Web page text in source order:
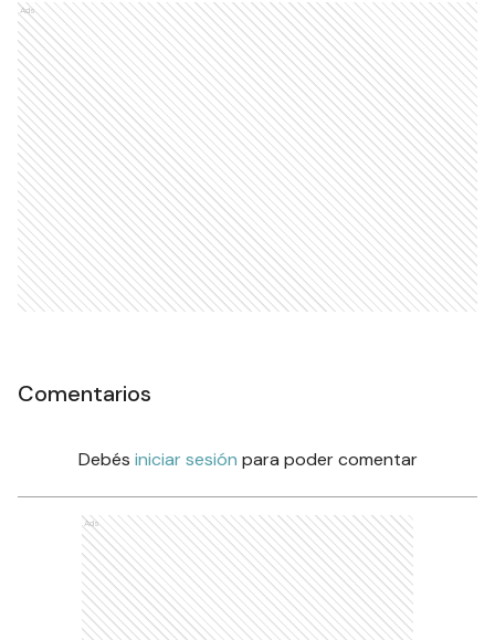
Ads
Comentarios
Debés iniciar sesión para poder comentar
Ads